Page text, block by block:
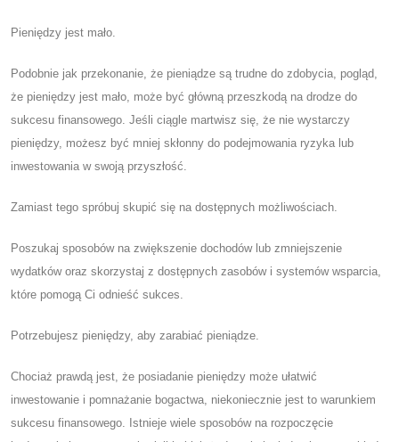
Pieniędzy jest mało.
Podobnie jak przekonanie, że pieniądze są trudne do zdobycia, pogląd,
że pieniędzy jest mało, może być główną przeszkodą na drodze do
sukcesu finansowego. Jeśli ciągle martwisz się, że nie wystarczy
pieniędzy, możesz być mniej skłonny do podejmowania ryzyka lub
inwestowania w swoją przyszłość.
Zamiast tego spróbuj skupić się na dostępnych możliwościach.
Poszukaj sposobów na zwiększenie dochodów lub zmniejszenie
wydatków oraz skorzystaj z dostępnych zasobów i systemów wsparcia,
które pomogą Ci odnieść sukces.
Potrzebujesz pieniędzy, aby zarabiać pieniądze.
Chociaż prawdą jest, że posiadanie pieniędzy może ułatwić
inwestowanie i pomnażanie bogactwa, niekoniecznie jest to warunkiem
sukcesu finansowego. Istnieje wiele sposobów na rozpoczęcie